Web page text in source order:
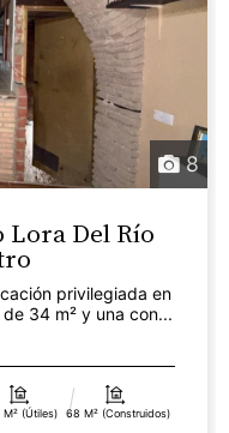
8
Lora Del Río
privilegiada en
34 m² y una con...
M² (útiles) 68 M² (construidos)